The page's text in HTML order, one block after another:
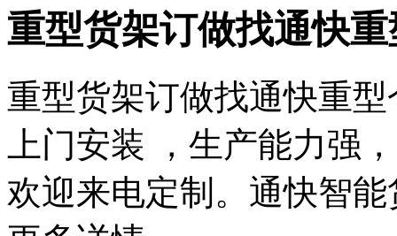
重型货架订做找通快
重型货架订做找通快重
上门安装 ，生产能力强
欢迎来电定制。通快智